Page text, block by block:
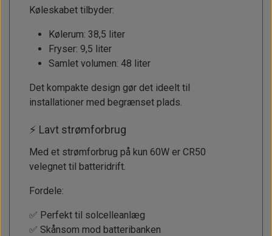
Køleskabet tilbyder:
Kølerum: 38,5 liter
Fryser: 9,5 liter
Samlet volumen: 48 liter
Det kompakte design gør det ideelt til
installationer med begrænset plads.
⚡ Lavt strømforbrug
Med et strømforbrug på kun 60W er CR50
velegnet til batteridrift.
Fordele:
✅ Perfekt til solcelleanlæg
✅ Skånsom mod batteribanken